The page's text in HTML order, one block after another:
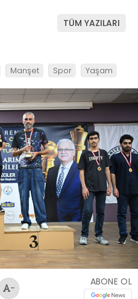
TÜM YAZILARI
Manşet Spor Yaşam
-
ABONE OL